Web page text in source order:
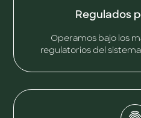
Regulados
Operamos bajo los
regulatorios del